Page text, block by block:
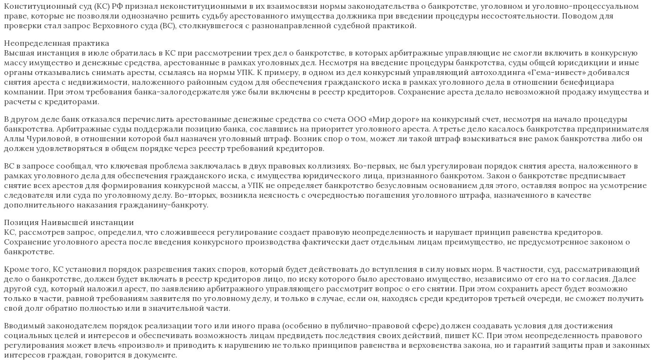
Конституционный суд (КС) РФ признал неконституционными в их взаимосвязи нормы законодательства о банкротстве, уголовном и уголовно-процессуальном
праве, которые не позволяли однозначно решить судьбу арестованного имущества должника при введении процедуры несостоятельности. Поводом для
проверки стал запрос Верховного суда (ВС), столкнувшегося с разнонаправленной судебной практикой.
Неопределенная практика
Высшая инстанция в июле обратилась в КС при рассмотрении трех дел о банкротстве, в которых арбитражные управляющие не смогли включить в конкурсную
массу имущество и денежные средства, арестованные в рамках уголовных дел. Несмотря на введение процедуры банкротства, суды общей юрисдикции и иные
органы отказывались снимать аресты, ссылаясь на нормы УПК. К примеру, в одном из дел конкурсный управляющий автохолдинга «Гема-инвест» добивался
снятия ареста с недвижимости, наложенного районным судом для обеспечения гражданского иска в рамках уголовного дела в отношении бенефициара
компании. При этом требования банка-залогодержателя уже были включены в реестр кредиторов. Сохранение ареста делало невозможной продажу имущества и
расчеты с кредиторами.
В другом деле банк отказался перечислить арестованные денежные средства со счета ООО «Мир дорог» на конкурсный счет, несмотря на начало процедуры
банкротства. Арбитражные суды поддержали позицию банка, сославшись на приоритет уголовного ареста. А третье дело касалось банкротства предпринимателя
Аллы Чуриловой, в отношении которой был назначен уголовный штраф. Возник спор о том, может ли такой штраф взыскиваться вне рамок банкротства либо он
должен удовлетворяться в общем порядке через реестр требований кредиторов.
ВС в запросе сообщал, что ключевая проблема заключалась в двух правовых коллизиях. Во-первых, не был урегулирован порядок снятия ареста, наложенного в
рамках уголовного дела для обеспечения гражданского иска, с имущества юридического лица, признанного банкротом. Закон о банкротстве предписывает
снятие всех арестов для формирования конкурсной массы, а УПК не определяет банкротство безусловным основанием для этого, оставляя вопрос на усмотрение
следователя или суда по уголовному делу. Во-вторых, возникла неясность с очередностью погашения уголовного штрафа, назначенного в качестве
дополнительного наказания гражданину-банкроту.
Позиция Наивысшей инстанции
КС, рассмотрев запрос, определил, что сложившееся регулирование создает правовую неопределенность и нарушает принцип равенства кредиторов.
Сохранение уголовного ареста после введения конкурсного производства фактически дает отдельным лицам преимущество, не предусмотренное законом о
банкротстве.
Кроме того, КС установил порядок разрешения таких споров, который будет действовать до вступления в силу новых норм. В частности, суд, рассматривающий
дело о банкротстве, должен будет включать в реестр кредиторов лицо, по иску которого было арестовано имущество, независимо от его на то согласия. Далее
другой суд, который наложил арест, по заявлению арбитражного управляющего рассмотрит вопрос о его снятии. При этом сохранить арест будет возможно
только в части, равной требованиям заявителя по уголовному делу, и только в случае, если он, находясь среди кредиторов третьей очереди, не сможет получить
свой долг обратно полностью или в значительной части.
Вводимый законодателем порядок реализации того или иного права (особенно в публично-правовой сфере) должен создавать условия для достижения
социальных целей и интересов и обеспечивать возможность лицам предвидеть последствия своих действий, пишет КС. При этом неопределенность правового
регулирования может влечь «произвол» и приводить к нарушению не только принципов равенства и верховенства закона, но и гарантий защиты прав и законных
интересов граждан, говорится в документе.